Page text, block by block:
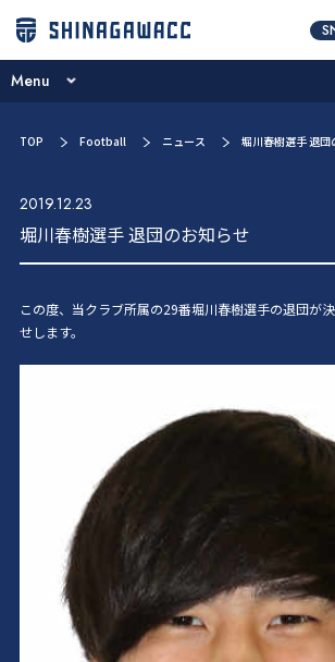
チームコンセプト
ブログ
ニュース
試合日程･結果
選手／スタッフ紹介
お問い合わせ
Menu
試合日程･結果
選手／スタッフ紹介
TOP Football ニュース 堀川春樹選手 退団
2019.12.23
堀川春樹選手 退団のお知らせ
この度、当クラブ所属の29番堀川春樹選手の退団が
せします。